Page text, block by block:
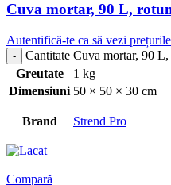
Cuva mortar, 90 L,
Autentifică-te ca să vezi prețurile
Cantitate Cuva mortar, 90
Greutate
1 kg
Dimensiuni 50 × 50 × 30 cm
Brand Strend Pro
Compară